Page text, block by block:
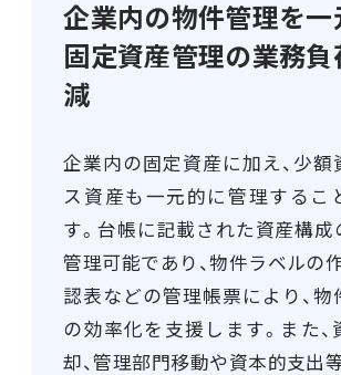
人事
給与明細閲覧
健康経営支援サービス
「Uwell（ユーウェル）」
販売管理
経営課題別オファリング
企業内の物件管理を一
固定資産管理の業務負
減
企業内の固定資産に加え、少額
ス資産も一元的に管理するこ
す。台帳に記載された資産構成
管理可能であり、物件ラベルの
認表などの管理帳票により、物
の効率化を支援します。また、
却、管理部門移動や資本的支出